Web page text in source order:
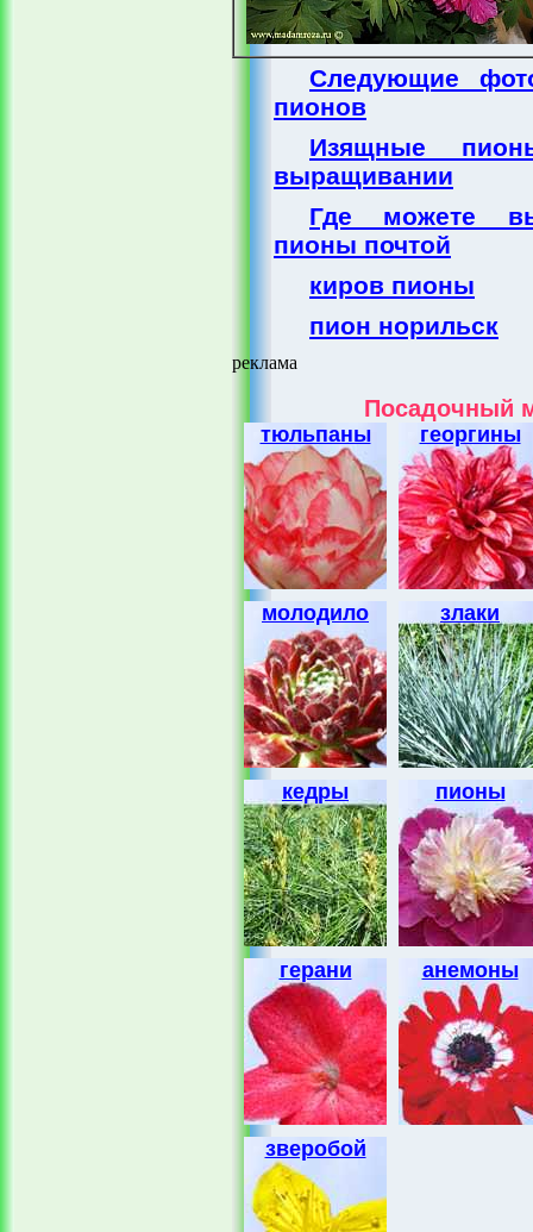
Следующие
пионов
Изящные
выращивании
Где можете
пионы почтой
киров пионы
пион норильск
реклама
Посадочный
тюльпаны георгины
молодило злаки
кедры пионы
герани анемоны
зверобой